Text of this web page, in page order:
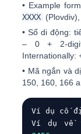
• Example
XXXX (Plovdiv),
•Số di động:
– 0 + 2-digit
Internationally:
• Mã ngắn và
150, 160, 166
Ví dụ cố
Ví dụ về